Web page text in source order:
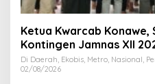
Ketua Kwarcab Konawe,
Kontingen Jamnas XII
Di Daerah, Ekobis, Metro, Nasional,
02/08/2026